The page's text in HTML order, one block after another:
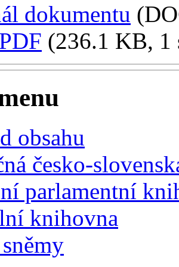
dokumentu
(236.1 KB, 1
obsahu
česko-
parlamentní
knihovna